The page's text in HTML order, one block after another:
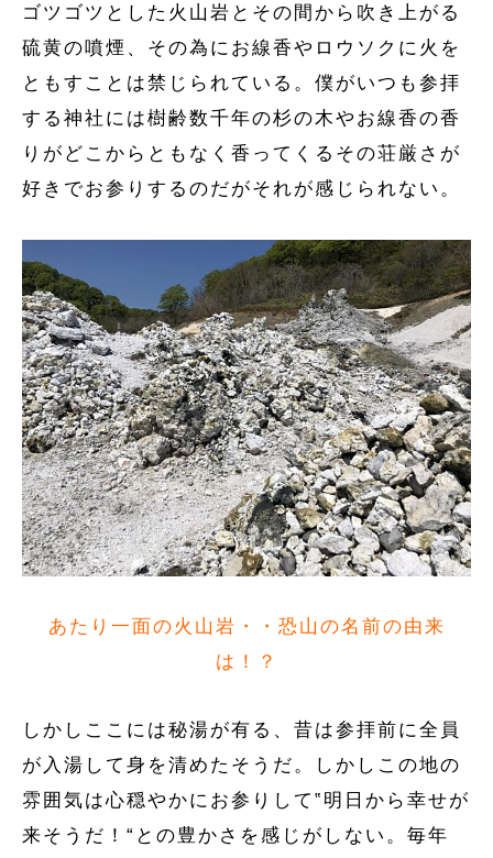
ゴツゴツとした火山岩とその間から吹き上がる
硫黄の噴煙、その為にお線香やロウソクに火を
ともすことは禁じられている。僕がいつも参拝
する神社には樹齢数千年の杉の木やお線香の香
りがどこからともなく香ってくるその荘厳さが
好きでお参りするのだがそれが感じられない。
あたり一面の火山岩・・恐山の名前の由来
は！？
しかしここには秘湯が有る、昔は参拝前に全員
が入湯して身を清めたそうだ。しかしこの地の
雰囲気は心穏やかにお参りして‟明日から幸せが
来そうだ！“との豊かさを感じがしない。毎年